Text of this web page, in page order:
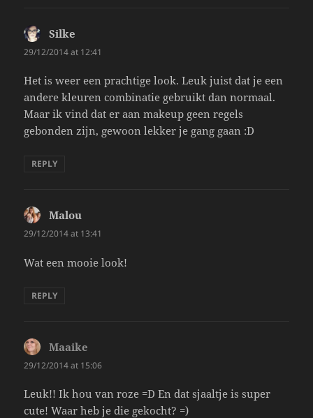
Silke
29/12/2014 at 12:41
Het is weer een prachtige look. Leuk juist dat je een
andere kleuren combinatie gebruikt dan normaal.
Maar ik vind dat er aan makeup geen regels
gebonden zijn, gewoon lekker je gang gaan :D
REPLY
Malou
29/12/2014 at 13:41
Wat een mooie look!
REPLY
Maaike
29/12/2014 at 15:06
Leuk!! Ik hou van roze =D En dat sjaaltje is super
cute! Waar heb je die gekocht? =)